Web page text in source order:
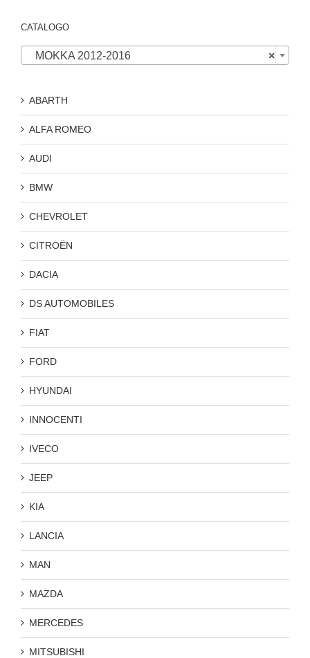
CATALOGO
×
MOKKA 2012-2016
ABARTH
ALFA ROMEO
AUDI
BMW
CHEVROLET
CITROËN
DACIA
DS AUTOMOBILES
FIAT
FORD
HYUNDAI
INNOCENTI
IVECO
JEEP
KIA
LANCIA
MAN
MAZDA
MERCEDES
MITSUBISHI